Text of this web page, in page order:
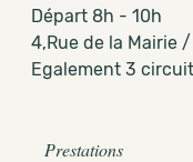
Départ 8h - 10h
4,Rue de la Mairie
Egalement 3
Prestations